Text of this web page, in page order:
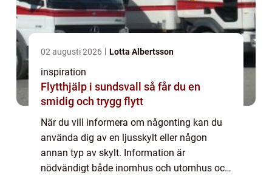
02 augusti 2026 Lotta Albertsson
inspiration
Flytthjälp i sundsvall så får du en
smidig och trygg flytt
När du vill informera om någonting kan du
använda dig av en ljusskylt eller någon
annan typ av skylt. Information är
nödvändigt både inomhus och utomhus och